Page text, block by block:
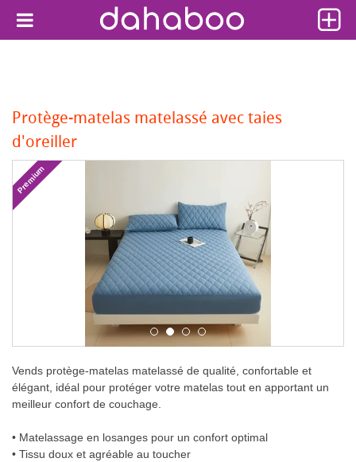
Protège-matelas matelassé avec taies
d'oreiller
Premium
Vends protège-matelas matelassé de qualité, confortable et
élégant, idéal pour protéger votre matelas tout en apportant un
meilleur confort de couchage.
• Matelassage en losanges pour un confort optimal
• Tissu doux et agréable au toucher